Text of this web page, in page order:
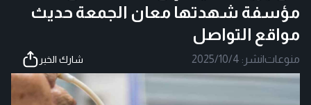
مؤسفة شهدتها معان الجمعة حديث
مواقع التواصل
منوعات|نشر: 2025/10/4 شارك الخبر